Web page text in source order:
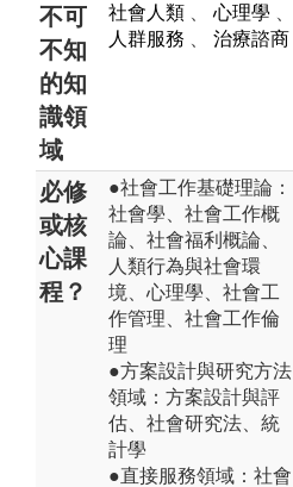
不可
不知
的知
識領
域
社會人類 心理學
人群服務
治療諮商
必修
或核
心課
程？
●社會工作基礎理論：
社會學、社會工作概
論、社會福利概論、
人類行為與社會環
境、心理學、社會工
作管理、社會工作倫
理
●方案設計與研究方法
領域：方案設計與評
估、社會研究法、統
計學
●直接服務領域：社會